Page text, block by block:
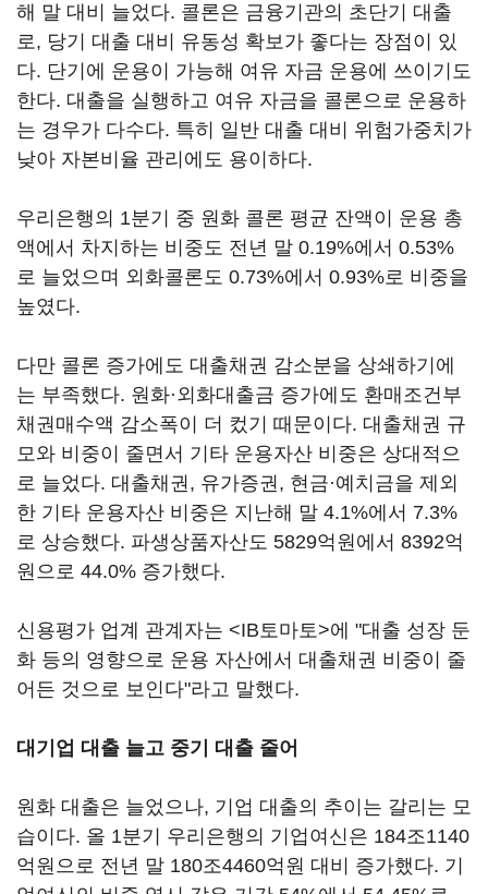
해 말 대비 늘었다. 콜론은 금융기관의 초단기 대출
로, 당기 대출 대비 유동성 확보가 좋다는 장점이 있
다. 단기에 운용이 가능해 여유 자금 운용에 쓰이기도
한다. 대출을 실행하고 여유 자금을 콜론으로 운용하
는 경우가 다수다. 특히 일반 대출 대비 위험가중치가
낮아 자본비율 관리에도 용이하다.
우리은행의 1분기 중 원화 콜론 평균 잔액이 운용 총
액에서 차지하는 비중도 전년 말 0.19%에서 0.53%
로 늘었으며 외화콜론도 0.73%에서 0.93%로 비중을
높였다.
다만 콜론 증가에도 대출채권 감소분을 상쇄하기에
는 부족했다. 원화·외화대출금 증가에도 환매조건부
채권매수액 감소폭이 더 컸기 때문이다. 대출채권 규
모와 비중이 줄면서 기타 운용자산 비중은 상대적으
로 늘었다. 대출채권, 유가증권, 현금·예치금을 제외
한 기타 운용자산 비중은 지난해 말 4.1%에서 7.3%
로 상승했다. 파생상품자산도 5829억원에서 8392억
원으로 44.0% 증가했다.
신용평가 업계 관계자는 <IB토마토>에 "대출 성장 둔
화 등의 영향으로 운용 자산에서 대출채권 비중이 줄
어든 것으로 보인다"라고 말했다.
대기업 대출 늘고 중기 대출 줄어
원화 대출은 늘었으나, 기업 대출의 추이는 갈리는 모
습이다. 올 1분기 우리은행의 기업여신은 184조1140
억원으로 전년 말 180조4460억원 대비 증가했다. 기